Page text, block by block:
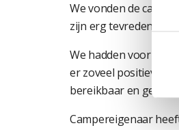
We vonden de
zijn erg tevreden.
We hadden voor
er zoveel positieve
bereikbaar en geeft
Campereigenaar